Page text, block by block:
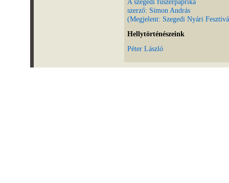
szerző: Simon András
(Megjelent: Szegedi Nyári
Hellytörténészeink
Péter László